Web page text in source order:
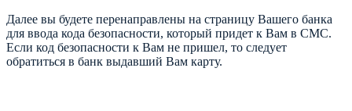
Далее вы будете перенаправлены на страницу Вашего банка
для ввода кода безопасности, который придет к Вам в СМС.
Если код безопасности к Вам не пришел, то следует
обратиться в банк выдавший Вам карту.